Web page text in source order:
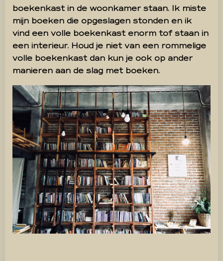
boekenkast in de woonkamer staan. Ik miste
mijn boeken die opgeslagen stonden en ik
vind een volle boekenkast enorm tof staan in
een interieur. Houd je niet van een rommelige
volle boekenkast dan kun je ook op ander
manieren aan de slag met boeken.